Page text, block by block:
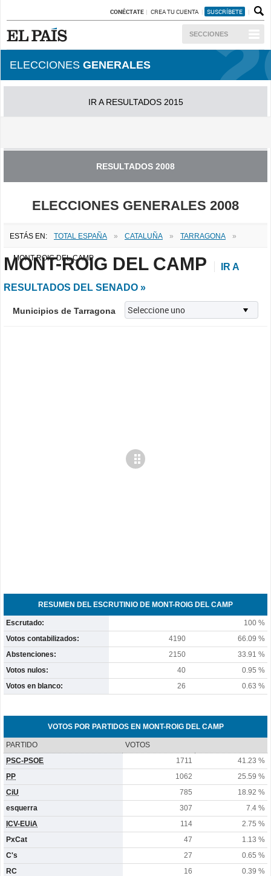
CONÉCTATE CREA TU CUENTA SUSCRÍBETE
SECCIONES
ELECCIONES GENERALES
IR A RESULTADOS 2015
RESULTADOS 2008
ELECCIONES GENERALES 2008
ESTÁS EN: TOTAL ESPAÑA » CATALUÑA » TARRAGONA »
MONT-ROIG DEL CAMP
MONT-ROIG DEL CAMP
IR A
RESULTADOS DEL SENADO »
Municipios de Tarragona
RESUMEN DEL ESCRUTINIO DE MONT-ROIG DEL CAMP
Escrutado:
100 %
Votos contabilizados:
4190
66.09 %
Abstenciones:
2150
33.91 %
Votos nulos:
40
0.95 %
Votos en blanco:
26 0.63 %
VOTOS POR PARTIDOS EN MONT-ROIG DEL CAMP
PARTIDO
VOTOS
PSC-PSOE
1711
41.23 %
PP
1062
25.59 %
CiU
785
18.92 %
esquerra
307
7.4 %
ICV-EUiA
114
2.75 %
PxCat
47
1.13 %
C's
27
0.65 %
RC
16
0.39 %